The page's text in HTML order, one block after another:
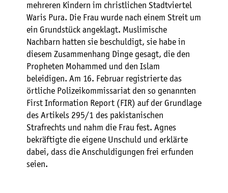
mehreren Kindern im christlichen Stadtviertel
Waris Pura. Die Frau wurde nach einem Streit um
ein Grundstück angeklagt. Muslimische
Nachbarn hatten sie beschuldigt, sie habe in
diesem Zusammenhang Dinge gesagt, die den
Propheten Mohammed und den Islam
beleidigen. Am 16. Februar registrierte das
örtliche Polizeikommissariat den so genannten
First Information Report (FIR) auf der Grundlage
des Artikels 295/1 des pakistanischen
Strafrechts und nahm die Frau fest. Agnes
bekräftigte die eigene Unschuld und erklärte
dabei, dass die Anschuldigungen frei erfunden
seien.